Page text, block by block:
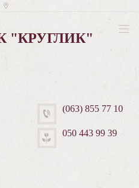
"КРУГЛИК"
(063) 855 77 10
050 443 99 39